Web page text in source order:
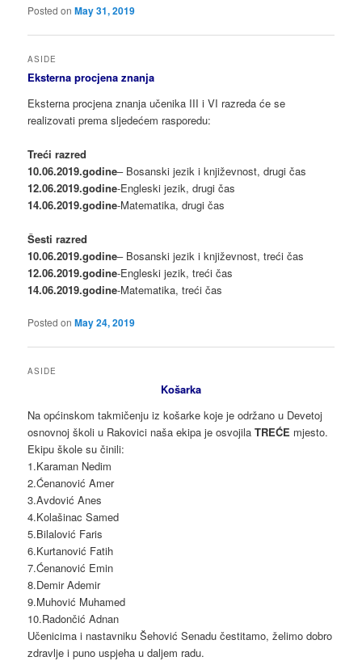
Posted onMay 31, 2019
ASIDE
Eksterna procjena znanja
Eksterna procjena znanja učenika III i VI razreda će se
realizovati prema sljedećem rasporedu:
Treći razred
10.06.2019.godine– Bosanski jezik i književnost, drugi čas
12.06.2019.godine-Engleski jezik, drugi čas
14.06.2019.godine-Matematika, drugi čas
Šesti razred
10.06.2019.godine– Bosanski jezik i književnost, treći čas
12.06.2019.godine-Engleski jezik, treći čas
14.06.2019.godine-Matematika, treći čas
Posted onMay 24, 2019
ASIDE
Košarka
Na općinskom takmičenju iz košarke koje je održano u Devetoj
osnovnoj školi u Rakovici naša ekipa je osvojilaTREĆE mjesto.
Ekipu škole su činili:
1.Karaman Nedim
2.Ćenanović Amer
3.Avdović Anes
4.Kolašinac Samed
5.Bilalović Faris
6.Kurtanović Fatih
7.Ćenanović Emin
8.Demir Ademir
9.Muhović Muhamed
10.Radončić Adnan
Učenicima i nastavniku Šehović Senadu čestitamo, želimo dobro
zdravlje i puno uspjeha u daljem radu.